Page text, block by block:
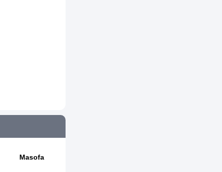
Masofa